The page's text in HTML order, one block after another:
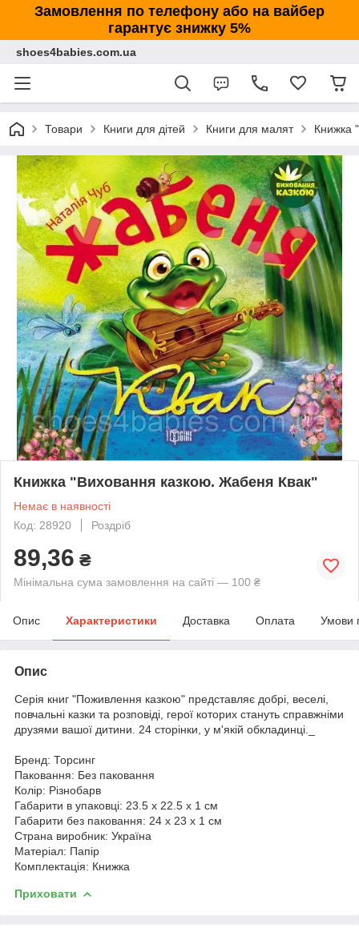
Замовлення по телефону або на вайбер
гарантує знижку 5%
shoes4babies.com.ua
Товари Книги для дітей Книги для малят Книжка
Книжка "Виховання казкою. Жабеня Квак"
Немає в наявності
Код: 28920
Роздріб
89,36 ₴
Мінімальна сума замовлення на сайті — 100 ₴
Опис Характеристики Доставка Оплата Умови
Опис
Серія книг "Поживлення казкою" представляє добрі, веселі,
повчальні казки та розповіді, герої которих стануть справжніми
друзями вашої дитини. 24 сторінки, у м'якій обкладинці._
Бренд: Торсинг
Паковання: Без паковання
Колір: Різнобарв
Габарити в упаковці: 23.5 x 22.5 x 1 см
Габарити без паковання: 24 x 23 x 1 см
Страна виробник: Україна
Матеріал: Папір
Комплектація: Книжка
Приховати